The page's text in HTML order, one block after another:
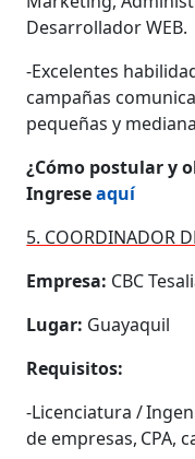
Desarrollador WEB.
-Excelentes
campañas
pequeñas y
¿Cómo postular y
Ingreseaquí
5. COORDINADOR
Empresa: CBC
Lugar: Guayaquil
Requisitos:
-Licenciatura /
de empresas, CPA,